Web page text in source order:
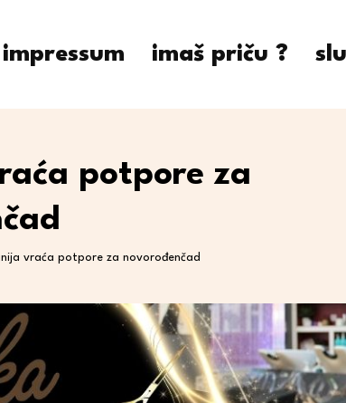
impressum imaš priču ?
potpore za
vraća potpore za novorođenčad